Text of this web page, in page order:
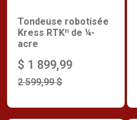
Tondeuse robotisée
Kress RTKⁿ de ¼-
acre
2 599,99 $
$ 1 899,99